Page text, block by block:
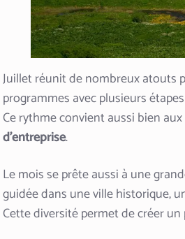
Juillet réunit de nombreux atouts
programmes avec plusieurs
Ce rythme convient aussi bien aux
d’entreprise.
Le mois se prête aussi à une
guidée dans une ville historique,
Cette diversité permet de créer